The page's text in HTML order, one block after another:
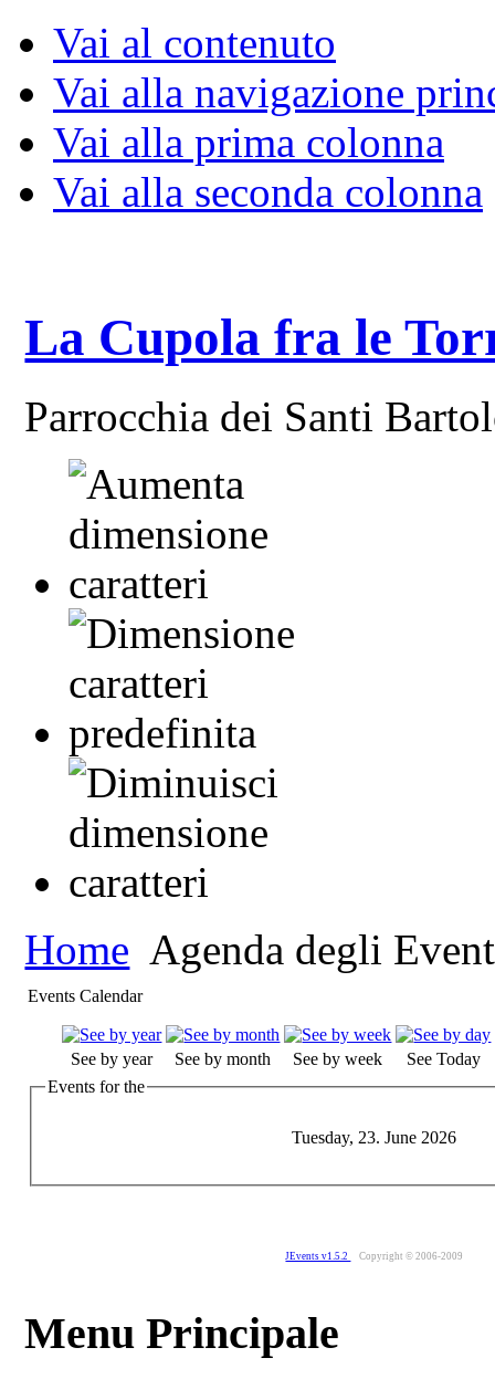
Vai al contenuto
Vai alla navigazione
Vai alla prima colonna
Vai alla seconda colonna
La Cupola fra le
Parrocchia dei Santi
Home Agenda degli
Events Calendar
See by year See by month See by week
See Today
Events for the
Tuesday, 23. June 2026
JEvents v1.5.2 Copyright © 2006-2009
Menu Principale